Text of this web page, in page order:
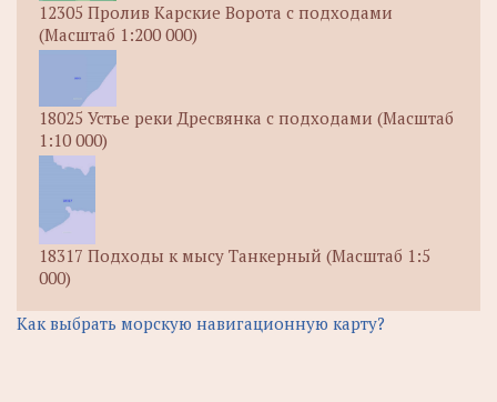
12305 Пролив Карские Ворота с подходами
(Масштаб 1:200 000)
18025 Устье реки Дресвянка с подходами (Масштаб
1:10 000)
18317 Подходы к мысу Танкерный (Масштаб 1:5
000)
Как выбрать морскую навигационную карту?